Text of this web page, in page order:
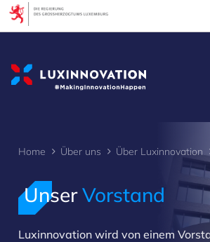
Home Über uns Über Luxinnovation
UnserVorstand
Luxinnovation wird von einem
Cookies management panel